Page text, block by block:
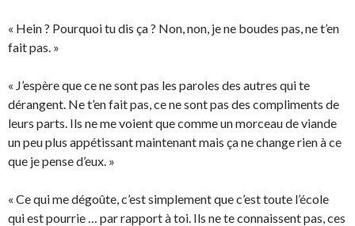
« Hein ? Pourquoi tu dis ça ? Non, non, je ne boudes pas, ne t’en
fait pas. »
« J’espère que ce ne sont pas les paroles des autres qui te
dérangent. Ne t’en fait pas, ce ne sont pas des compliments de
leurs parts. Ils ne me voient que comme un morceau de viande
un peu plus appétissant maintenant mais ça ne change rien à ce
que je pense d’eux. »
« Ce qui me dégoûte, c’est simplement que c’est toute l’école
qui est pourrie … par rapport à toi. Ils ne te connaissent pas, ces